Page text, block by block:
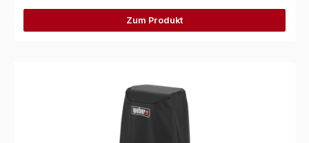
Zum Produkt